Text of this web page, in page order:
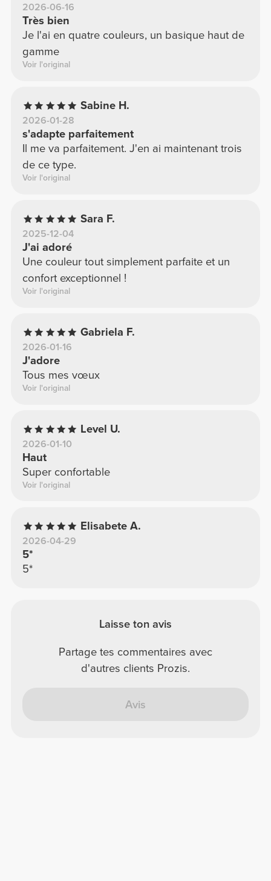
2026-06-16
Très bien
Je l'ai en quatre couleurs, un basique haut de
gamme
Voir l'original
Sabine H.
2026-01-28
s'adapte parfaitement
Il me va parfaitement. J'en ai maintenant trois
de ce type.
Voir l'original
Sara F.
2025-12-04
J'ai adoré
Une couleur tout simplement parfaite et un
confort exceptionnel !
Voir l'original
Gabriela F.
2026-01-16
J'adore
Tous mes vœux
Voir l'original
Level U.
2026-01-10
Haut
Super confortable
Voir l'original
Elisabete A.
2026-04-29
5*
5*
Laisse ton avis
Partage tes commentaires avec
d'autres clients Prozis.
Avis